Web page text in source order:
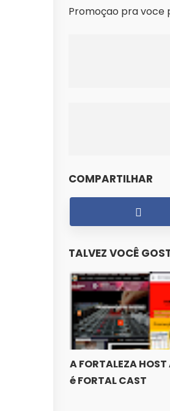
Promoçao pra voce
COMPARTILHAR
TALVEZ VOCÊ
A FORTALEZA
é FORTAL CAST